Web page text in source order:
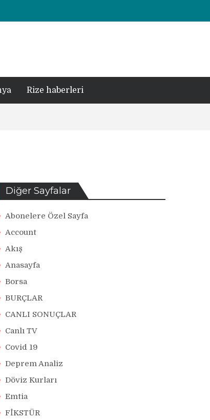
Rize haberleri
Diğer Sayfalar
Abonelere Özel Sayfa
Account
Akış
Anasayfa
Borsa
BURÇLAR
CANLI SONUÇLAR
Canlı TV
Covid 19
Deprem Analiz
Döviz Kurları
Emtia
FİKSTÜR